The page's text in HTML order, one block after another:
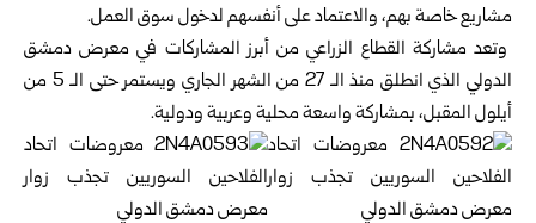
مشاريع خاصة بهم، والاعتماد على أنفسهم لدخول سوق العمل.
وتعد مشاركة القطاع الزراعي من أبرز المشاركات في معرض دمشق
الدولي الذي انطلق منذ الـ 27 من الشهر الجاري ويستمر حتى الـ 5 من
أيلول المقبل، بمشاركة واسعة محلية وعربية ودولية.